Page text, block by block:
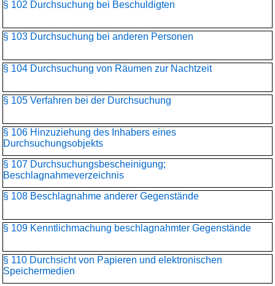
§ 102 Durchsuchung bei Beschuldigten
§ 103 Durchsuchung bei anderen Personen
§ 104 Durchsuchung von Räumen zur Nachtzeit
§ 105 Verfahren bei der Durchsuchung
§ 106 Hinzuziehung des Inhabers eines
Durchsuchungsobjekts
§ 107 Durchsuchungsbescheinigung;
Beschlagnahmeverzeichnis
§ 108 Beschlagnahme anderer Gegenstände
§ 109 Kenntlichmachung beschlagnahmter Gegenstände
§ 110 Durchsicht von Papieren und elektronischen
Speichermedien